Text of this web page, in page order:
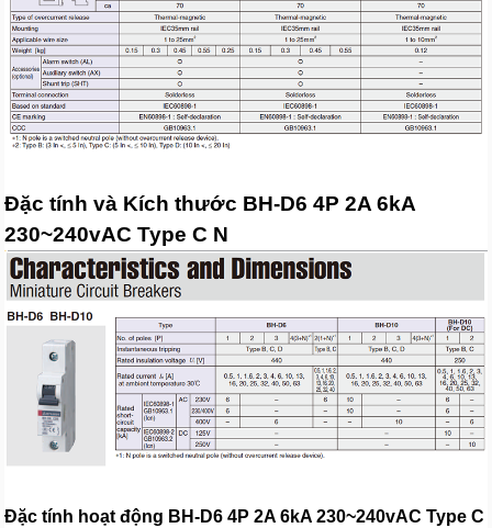
Đặc tính và Kích thước BH-D6 4P 2A 6kA
230~240vAC Type C N
Đặc tính hoạt động BH-D6 4P 2A 6kA 230~240vAC Type C